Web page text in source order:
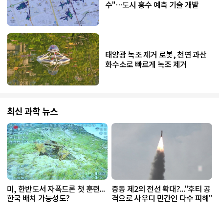
수"…도시 홍수 예측 기술 개발
태양광 녹조 제거 로봇, 천연 과산
화수소로 빠르게 녹조 제거
최신 과학 뉴스
미, 한반도서 자폭드론 첫 훈련...
한국 배치 가능성도?
중동 제2의 전선 확대?..."후티 공
격으로 사우디 민간인 다수 피해"